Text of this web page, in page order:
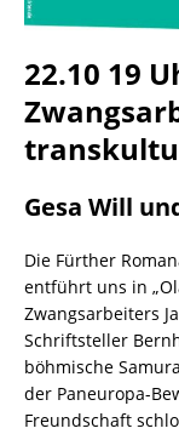
22.10 19
Gesa Will
Die Fürther
entführt uns in
Zwangsarbeiters
Schriftsteller
böhmische
der Paneuropa-
Freundschaft